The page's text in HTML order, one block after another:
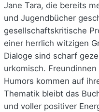
Jane Tara, die bereits
und Jugendbücher
gesellschaftskritische
einer herrlich witzigen
Dialoge sind scharf
urkomisch.
Humors kommen auf
Thematik bleibt das
und voller positiver